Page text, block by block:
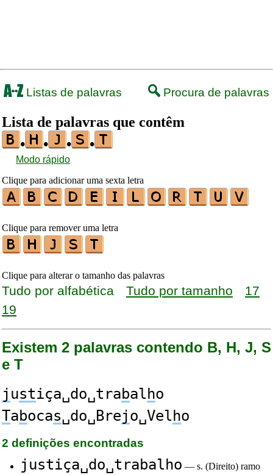
Listas de palavras Procura de palavras
Lista de palavras que contêm
•
• • •
Modo rápido
Clique para adicionar uma sexta letra
Clique para remover uma letra
Clique para alterar o tamanho das palavras
Tudo por alfabética Tudo por tamanho
17
19
Existem 2 palavras contendo B, H, J, S
e T
j ustiça␣do␣trabalho
Tabocas␣do␣Brejo␣Velho
2 definições encontradas
justiça␣do␣trabalho — s. (Direito) ramo